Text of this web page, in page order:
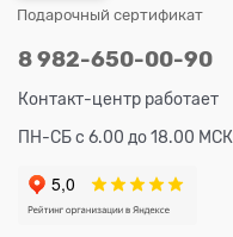
Подарочный сертификат
8 982-650-00-90
Контакт-центр работает
ПН-СБ с 6.00 до 18.00 МСК